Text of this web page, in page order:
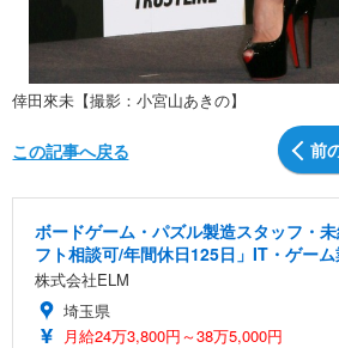
倖田來未【撮影：小宮山あきの】
前
この記事へ戻る
ボードゲーム・パズル製造スタッフ・
フト相談可/年間休日125日」IT・ゲー
株式会社ELM
埼玉県
月給24万3,800円～38万5,000円